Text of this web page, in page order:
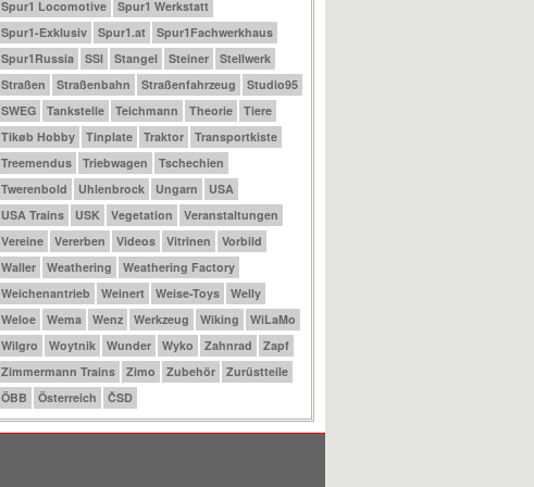
Spur1 Locomotive
Spur1 Werkstatt
Spur1-Exklusiv
Spur1.at
Spur1Fachwerkhaus
Spur1Russia
SSI Stangel Steiner
Stellwerk
Straßen
Straßenbahn Straßenfahrzeug
Studio95
SWEG
Tankstelle Teichmann Theorie
Tiere
Tikøb Hobby
Tinplate Traktor
Transportkiste
Treemendus
Triebwagen
Tschechien
Twerenbold
Uhlenbrock Ungarn
USA
USA Trains
USK Vegetation
Veranstaltungen
Vereine
Vererben Videos Vitrinen
Vorbild
Waller
Weathering
Weathering Factory
Weichenantrieb
Weinert Weise-Toys
Welly
Weloe
Wema Wenz Werkzeug Wiking
WiLaMo
Wilgro
Woytnik Wunder Wyko Zahnrad
Zapf
Zimmermann Trains
Zimo Zubehör
Zurüstteile
ÖBB
Österreich ČSD